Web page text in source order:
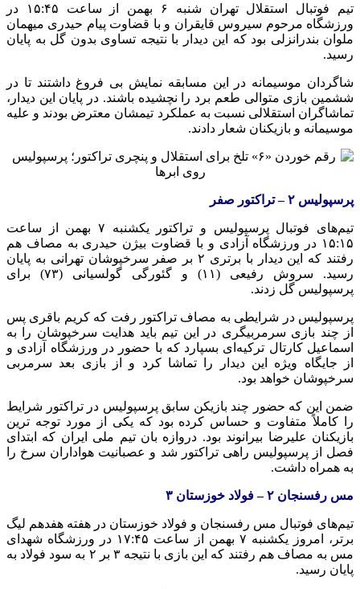
تیم فوتبال استقلال تهران شنبه ۶ بهمن از ساعت ۱۵:۴۵ در
ورزشگاه مرحوم سیروس قایقران و با قضاوت پیام حیدری میهمان
ملوان بندرانزلی بود که این دیدار با نتیجه تساوی بدون گل به پایان
رسید.
شاگردان موسیمانه در این مسابقه نمایش بی فروغ داشتند تا در
ششمین بازی متوالی طعم برد را نچشیده باشند. در پایان این دیدار،
تماشاگران استقلالی نسبت به عملکرد تیمشان معترض بودند و علیه
موسیمانه و بازیکنان شعار دادند.
پرسپولیس ۲ – تراکتور صفر
تیم‌های فوتبال پرسپولیس و تراکتور یکشنبه ۷ بهمن از ساعت
۱۵:۱۵ در ورزشگاه آزادی و با قضاوت بیژن حیدری به مصاف هم
رفتند که این دیدار با برتری ۲ بر صفر سرخپوشان تهرانی به پایان
رسید. سروش رفیعی (۱۱) و گئورگی گولسیانی (۷۳) برای
پرسپولیس گل زدند.
پرسپولیس در شرایطی به مصاف تراکتور رفت که کریم باقری پس
از چند بازی سرمربیگری در این تیم باید هدایت سرخپوشان را به
اسماعیل کارتال ترکیه‌ای بسپارد که با حضور در ورزشگاه آزادی و
از جایگاه ویژه این دیدار را تماشا کرد و از بازی بعد سرمربی
سرخپوشان خواهد بود.
ضمن این که حضور چند بازیکن سابق پرسپولیس در تراکتور شرایط
را کاملاً متفاوت و حساس کرده بود که یکی از مورد توجه ترین
بازیکنان علیرضا بیرانوند بود. دروازه بان تیم ملی ایران که ابتدای
فصل از پرسپولیس راهی تراکتور شد و عصبانیت هواداران سرخ را
به همراه داشت.
مس رفسنجان ۲ – فولاد خوزستان ۳
تیم‌های فوتبال مس رفسنجان و فولاد خوزستان در هفته هفدهم لیگ
برتر، امروز یکشنبه ۷ بهمن از ساعت ۱۷:۴۵ در ورزشگاه شهدای
مس به مصاف هم رفتند که این بازی با نتیجه ۳ بر ۲ به سود فولاد به
پایان رسید.